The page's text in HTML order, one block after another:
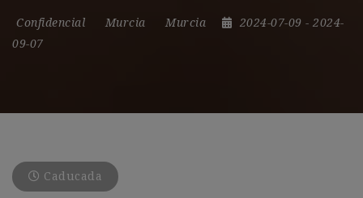
Confidencial Murcia Murcia 2024-07-09 - 2024-
09-07
Caducada